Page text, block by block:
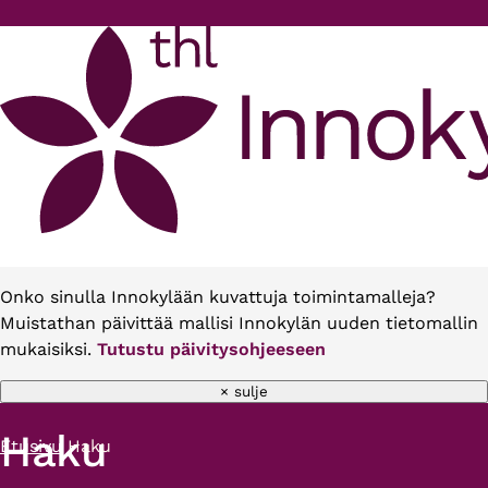
Onko sinulla Innokylään kuvattuja toimintamalleja?
Muistathan päivittää mallisi Innokylän uuden tietomallin
mukaisiksi. Tutustu päivitysohjeeseen
× sulje
Murupolku
Etusivu Haku
Haku